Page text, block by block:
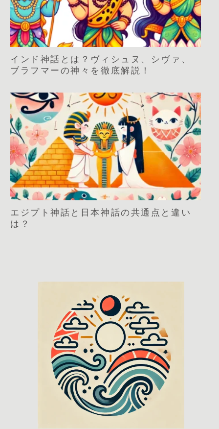
インド神話とは？ヴィシュヌ、シヴァ、
ブラフマーの神々を徹底解説！
エジプト神話と日本神話の共通点と違い
は？